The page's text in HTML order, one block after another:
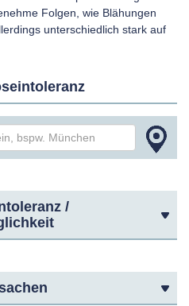
Folgen, wie Blähungen
unterschiedlich stark auf
/